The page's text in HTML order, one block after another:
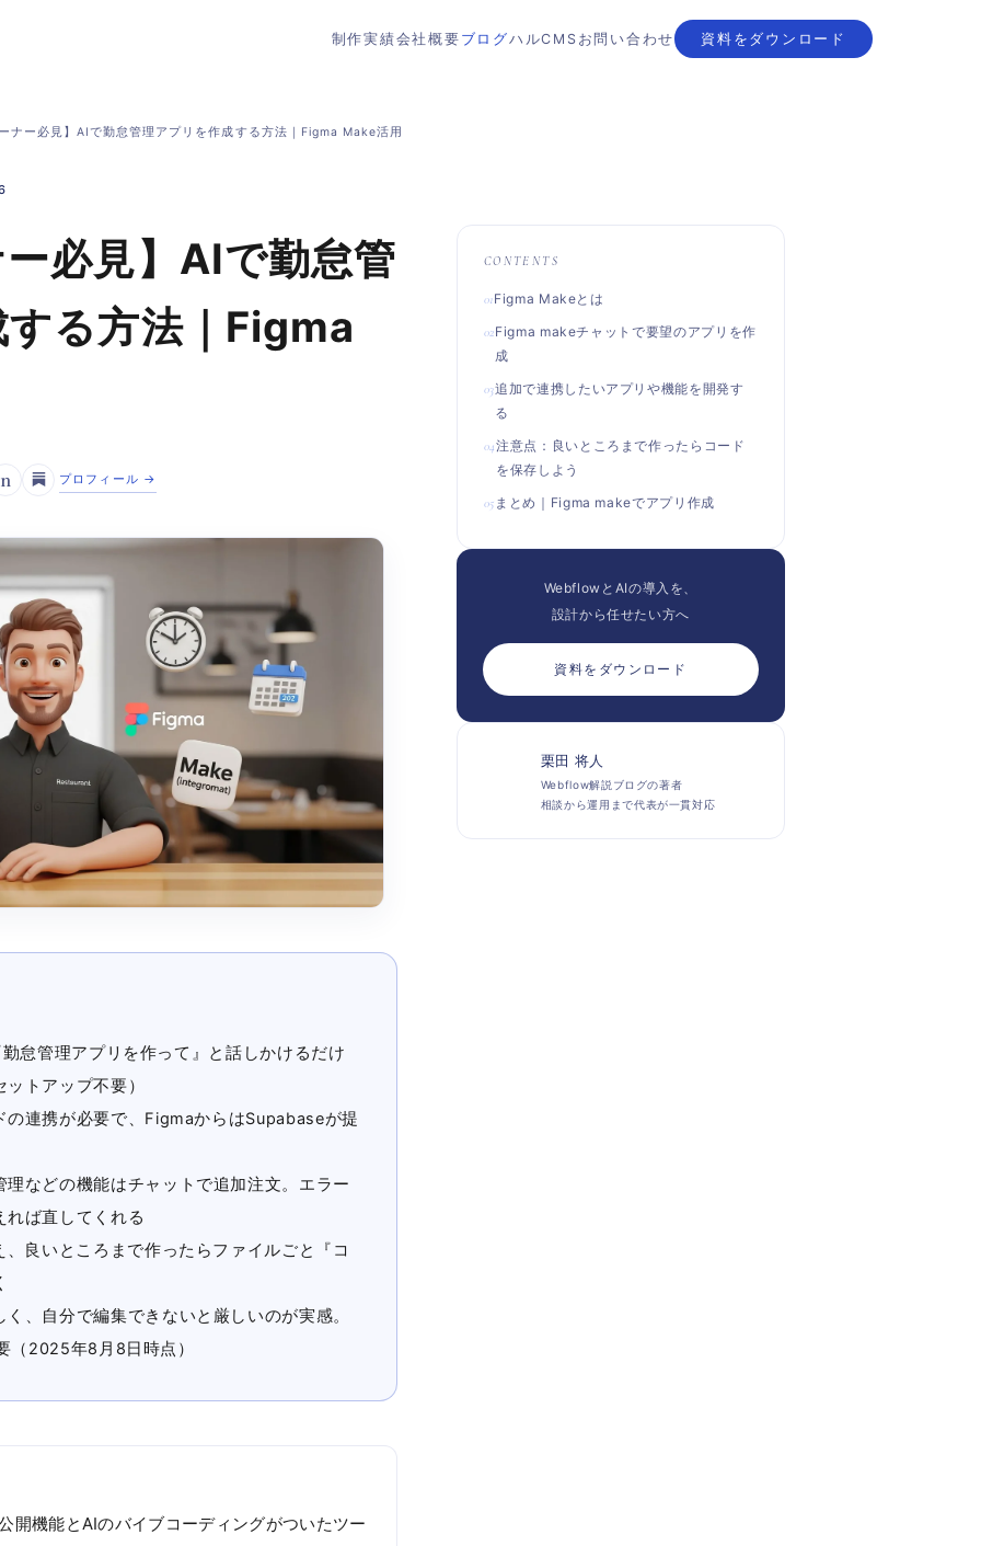
制作実績会社概要 ブログハルCMS お問い合わせ 資料をダウンロード
ナー必見】AIで勤怠管理アプリを作成する方法｜Figma Make活用
必見】AIで勤怠管
る方法｜Figma
n プロフィール →
怠管理アプリを作って』と話しかけるだけ
トアップ不要）
連携が必要で、FigmaからはSupabaseが提
などの機能はチャットで追加注文。エラー
ば直してくれる
良いところまで作ったらファイルごと『コ
、自分で編集できないと厳しいのが実感。
（2025年8月8日時点）
開機能とAIのバイブコーディングがついたツー
CONTENTS
Figma Makeとは
Figma makeチャットで要望のアプリを作
成
追加で連携したいアプリや機能を開発す
る
注意点：良いところまで作ったらコード
を保存しよう
まとめ｜Figma makeでアプリ作成
WebflowとAIの導入を、
設計から任せたい方へ
資料をダウンロード
栗田 将人
Webflow解説ブログの著者
相談から運用まで代表が一貫対応